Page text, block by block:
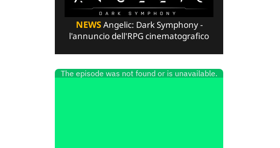
NEWSAngelic: Dark Symphony -
l'annuncio dell'RPG cinematografico